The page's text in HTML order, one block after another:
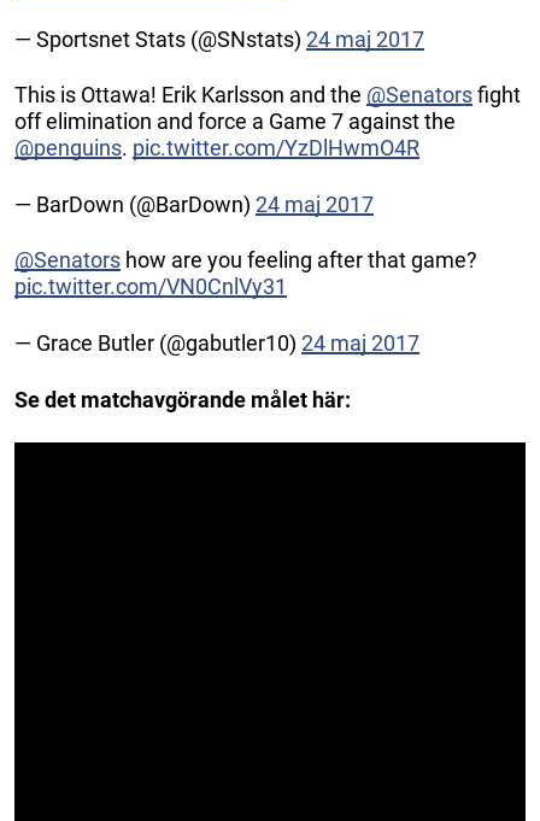
— Sportsnet Stats (@SNstats) 24 maj 2017
This is Ottawa! Erik Karlsson and the @Senatorsfight
off elimination and force a Game 7 against the
@penguins. pic.twitter.com/YzDlHwmO4R
— BarDown (@BarDown) 24 maj 2017
@Senators how are you feeling after that game?
pic.twitter.com/VN0CnlVy31
— Grace Butler (@gabutler10) 24 maj 2017
Se det matchavgörande målet här: